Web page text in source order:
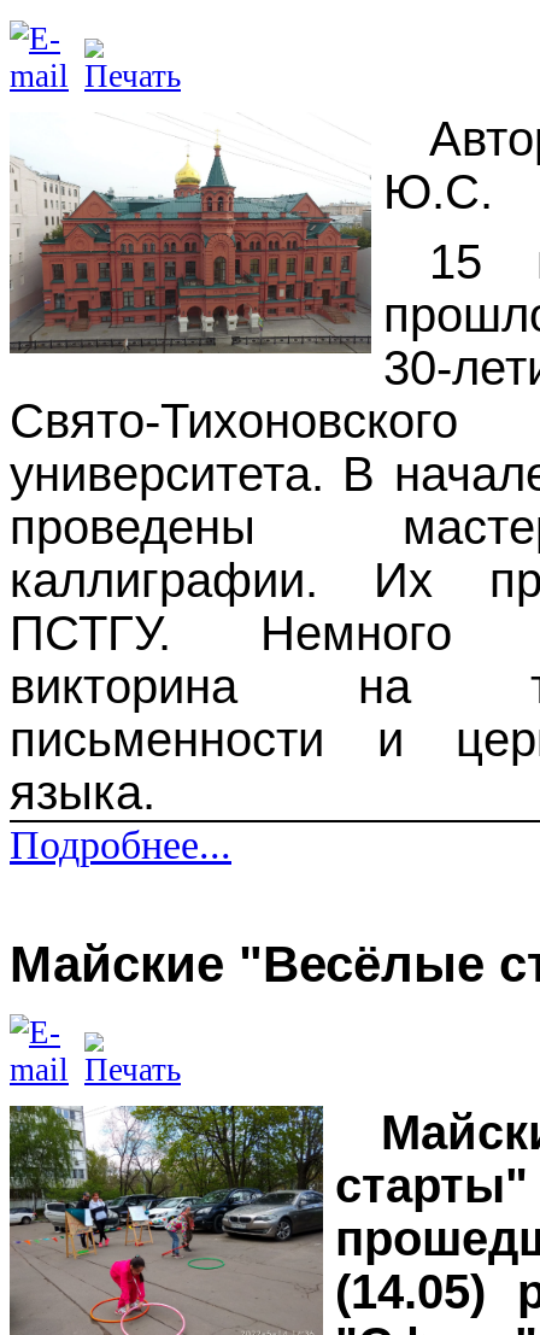
Ю.С.
15
30-
Свято-
университета. В
проведены
каллиграфии. Их
ПСТГУ. Немного
викторина на
письменности и
языка.
Подробнее...
Майские "Весёлые
(14.05)